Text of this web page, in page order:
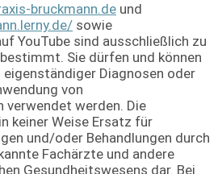
bruckmann.de und
sowie
YouTube sind ausschließlich zu
Sie dürfen und können
Diagnosen oder
von
verwendet werden. Die
keiner Weise Ersatz für
und/oder Behandlungen durch
Fachärzte und andere
Gesundheitswesens dar. Bei